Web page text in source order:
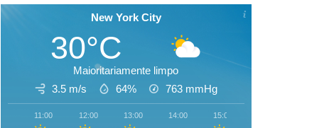
New York City
30°C
Maioritariamente limpo
3.5 m/s
64% 763 mmHg
11:00 12:00 13:00 14:00 15:00